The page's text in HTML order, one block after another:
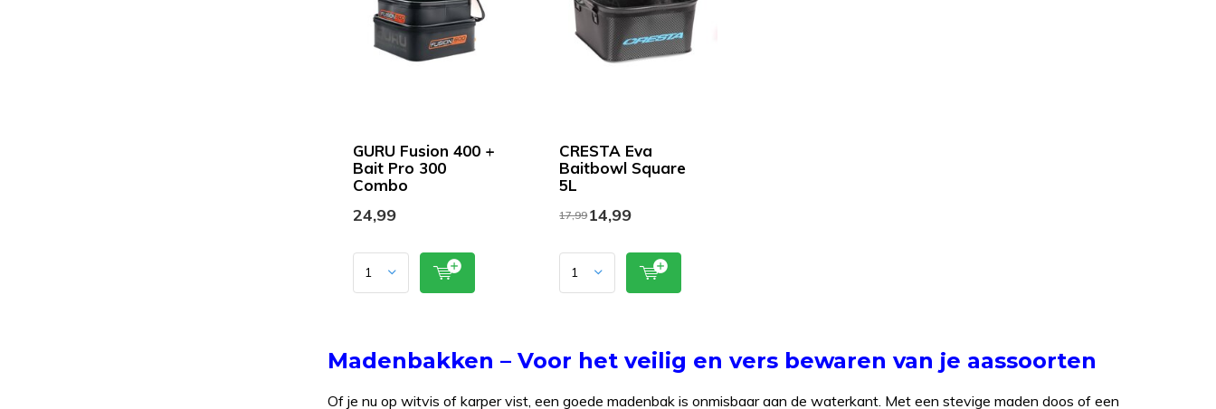
GURU Fusion 400 +
Bait Pro 300
Combo
24,99
CRESTA Eva
Baitbowl Square
5L
17,9914,99
Madenbakken – Voor het veilig en vers bewaren van je aassoorten
Of je nu op witvis of karper vist, een goede madenbak is onmisbaar aan de waterkant. Met een stevige maden doos of een